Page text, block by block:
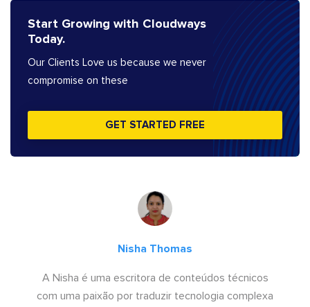
Start Growing with Cloudways
Today.
Our Clients Love us because we never
compromise on these
GET STARTED FREE
Nisha Thomas
A Nisha é uma escritora de conteúdos técnicos
com uma paixão por traduzir tecnologia complexa